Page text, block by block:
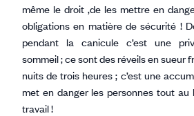
même le droit ,de les mettre en
obligations en matière de sécurité !
pendant la canicule c’est une
sommeil ; ce sont des réveils en sueur
nuits de trois heures ; c’est une
met en danger les personnes tout au
travail !